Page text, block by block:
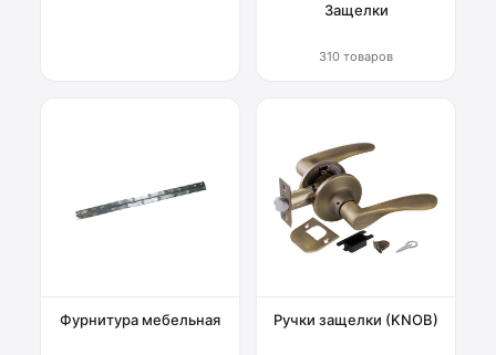
Защелки
310 товаров
Фурнитура мебельная Ручки защелки (KNOB)